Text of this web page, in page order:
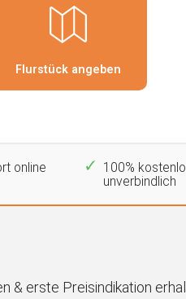
online
100%
unverbindlich
& erste Preisindikation